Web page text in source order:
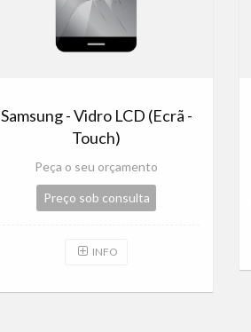
Samsung - Vidro LCD (Ecrã -
Touch)
Peça o seu orçamento
Preço sob consulta
INFO